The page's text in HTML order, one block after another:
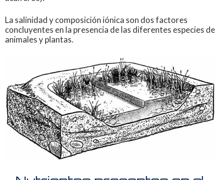
La salinidad y composición iónica son dos factores
concluyentes en la presencia de las diferentes especies de
animales y plantas.